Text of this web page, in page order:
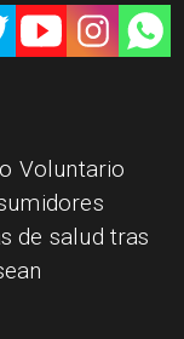
Voluntario
de salud tras